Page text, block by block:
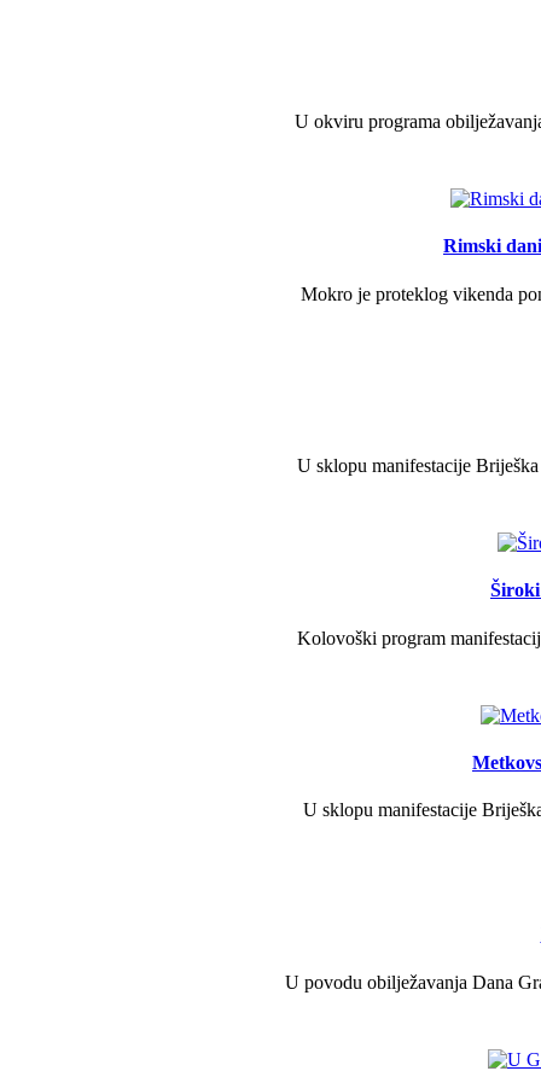
U okviru programa
Rimski
Mokro je proteklog vikenda
U sklopu manifestacije
Kolovoški program
U sklopu manifestacije
U povodu obilježavanja Dana